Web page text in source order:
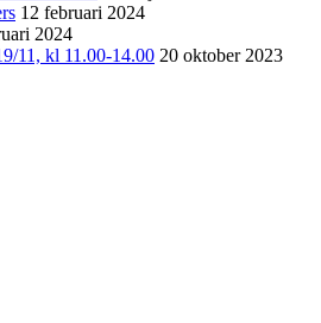
12 februari 2024
2024
11, kl 11.00-14.00 20 oktober 2023